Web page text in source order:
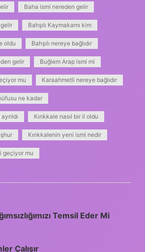
Baha ismi nereden gelir
gelir Bahşılı Kaymakamı kim
oldu Bahşılı nereye bağlıdır
gelir Buğlem Arap ismi mi
mu Karaahmetli nereye bağlıdır
nüfusu ne kadar
Kırıkkale nasıl bir il oldu
Kırıkkalenin yeni ismi nedir
geçiyor mu
Temsil Eder Mi
Çalışır